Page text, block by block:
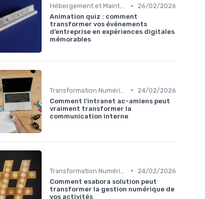
Hébergement et Maintenance Web •
26/02/2026
Animation quiz : comment
transformer vos événements
d’entreprise en expériences digitales
mémorables
•
24/02/2026
Comment l’intranet ac-amiens peut
vraiment transformer la
communication interne
•
24/02/2026
Comment esabora solution peut
transformer la gestion numérique de
vos activités